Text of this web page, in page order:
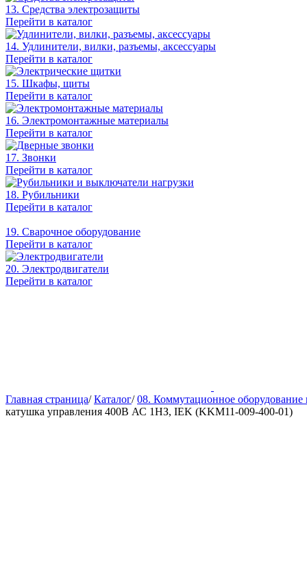
13. Средства электрозащиты
Перейти в каталог
14. Удлинители, вилки, разъемы, аксессуары
Перейти в каталог
15. Шкафы, щиты
Перейти в каталог
16. Электромонтажные материалы
Перейти в каталог
17. Звонки
Перейти в каталог
18. Рубильники
Перейти в каталог
19. Сварочное оборудование
Перейти в каталог
20. Электродвигатели
Перейти в каталог
Главная страница/ Каталог/ 08. Коммутационное оборудование
катушка управления 400В АС 1НЗ, IEK (KKM11-009-400-01)